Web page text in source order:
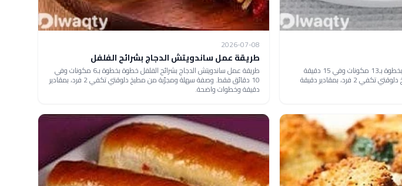
طريقة عمل فطيرة الخضروات خطوة بخطوة بـ13 مكونات وفي 15 دقيقة
فقط. وصفة سهلة ومجرّبة من مطبخ دلوقتي تكفي 2 فرد، بمقادير دقيقة
2026-07-08
طريقة عمل ساندويتش الدجاج بشرائح الفلفل
طريقة عمل ساندويتش الدجاج بشرائح الفلفل خطوة بخطوة بـ6 مكونات وفي
10 دقائق فقط. وصفة سهلة ومجرّبة من مطبخ دلوقتي تكفي 2 فرد، بمقادير
دقيقة وخطوات واضحة.